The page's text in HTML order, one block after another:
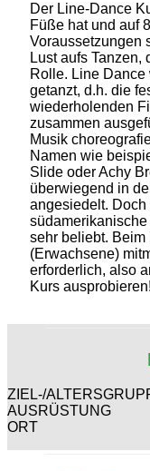
Der Line-Dance
Füße hat und auf
Voraussetzungen
Lust aufs
Rolle. Line
getanzt, d.h. die
wiederholenden
zusammen
Musik
Namen wie
Slide oder Achy
überwiegend in
angesiedelt.
sehr beliebt.
(Erwachsene)
erforderlich, also
Kurs ausprobieren!
ZIEL-/
AUSRÜSTUNG
ORT